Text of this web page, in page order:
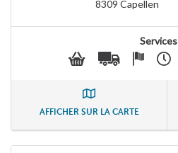
8309 Capellen
Services
AFFICHER SUR LA CARTE